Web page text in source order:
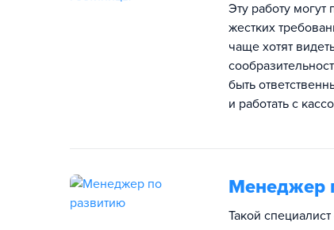
Эту работу могут
жестких
чаще хотят
быть
и работать с
Менеджер
Такой